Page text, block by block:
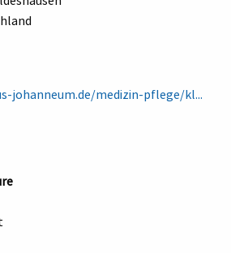
johanneum.de/medizin-pflege/kl...